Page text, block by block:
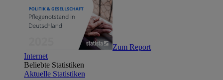
Zum Report
Internet
Beliebte Statistiken
Aktuelle Statistiken